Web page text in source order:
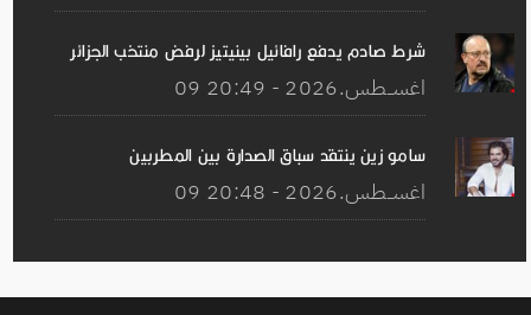
شرط صادم يدفع رافائيل بينيتيز لرفض منتخب الجزائر
09 اغســطس.2026 - 20:49
سامو زين ينتقد سباق الصدارة بين المطربين
09 اغســطس.2026 - 20:48